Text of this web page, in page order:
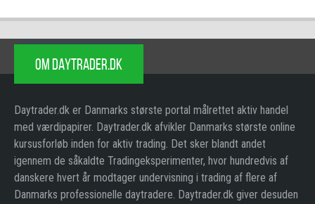
OM DAYTRADER.DK
Daytrader.dk er Danmarks største portal målrettet aktiv handel
med værdipapirer. Daytrader.dk afvikler Danmarks største online
kursusforløb inden for aktiv trading. Det sker blandt andet
igennem de såkaldte Tradingeksperimenter, hvor hundredvis af
danskere hvert år modtager undervisning i trading af flere af
Danmarks professionelle daytradere. Daytrader.dk giver desuden